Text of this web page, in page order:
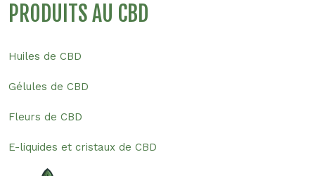
PRODUITS AU CBD
Huiles de CBD
Gélules de CBD
Fleurs de CBD
E-liquides et cristaux de CBD